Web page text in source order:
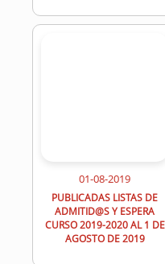
01-08-2019
PUBLICADAS LISTAS DE
ADMITID@S Y ESPERA
CURSO 2019-2020 AL 1 DE
AGOSTO DE 2019